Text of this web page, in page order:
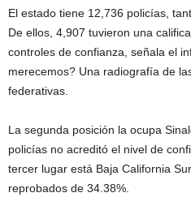
El estado tiene 12,736 policías,
De ellos, 4,907 tuvieron una
controles de confianza, señala el
merecemos? Una radiografía de
federativas.
La segunda posición la ocupa
policías no acreditó el nivel de
tercer lugar está Baja California
reprobados de 34.38%.